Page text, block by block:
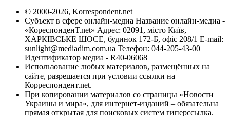
© 2000-2026, Korrespondent.net
Субъект в сфере онлайн-медиа Название онлайн-медиа -
«КореспонденТ.net» Адрес: 02091, місто Київ,
ХАРКІВСЬКЕ ШОСЕ, будинок 172-Б, офіс 208/1 E-mail:
sunlight@mediadim.com.ua Телефон: 044-205-43-00
Идентификатор медиа - R40-06068
Использование любых материалов, размещённых на
сайте, разрешается при условии ссылки на
Корреспондент.net.
При копировании материалов со страницы «Новости
Украины и мира», для интернет-изданий – обязательна
прямая открытая для поисковых систем гиперссылка.